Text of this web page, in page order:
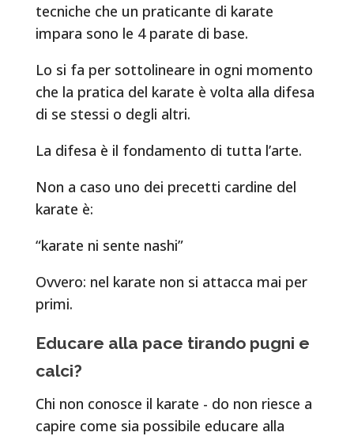
tecniche che un praticante di karate
impara sono le 4 parate di base.
Lo si fa per sottolineare in ogni momento
che la pratica del karate è volta alla difesa
di se stessi o degli altri.
La difesa è il fondamento di tutta l’arte.
Non a caso uno dei precetti cardine del
karate è:
“karate ni sente nashi”
Ovvero: nel karate non si attacca mai per
primi.
Educare alla pace tirando pugni e
calci?
Chi non conosce il karate - do non riesce a
capire come sia possibile educare alla